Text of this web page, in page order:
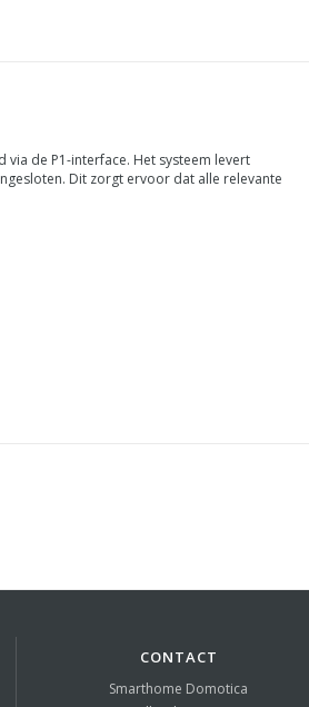
via de P1-interface. Het systeem levert
Dit zorgt ervoor dat alle relevante
CONTACT
Smarthome Domotica